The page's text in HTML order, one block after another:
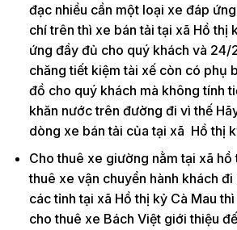
đạc nhiều cần một loại xe đáp
chí trên thì xe bán tải tại xã Hồ thị
ứng đầy đủ cho quý khách và 24/
chăng tiết kiệm tài xế còn có phụ
đồ cho quý khách mà không tính
khăn nước trên đường đi vì thế
dòng xe bán tải của tại xã Hồ thị
Cho thuê xe giường nằm tại xã hồ
thuê xe vận chuyển hành khách
các tỉnh tại xã Hồ thị kỷ Cà Mau
cho thuê xe Bách Việt giới thiệu